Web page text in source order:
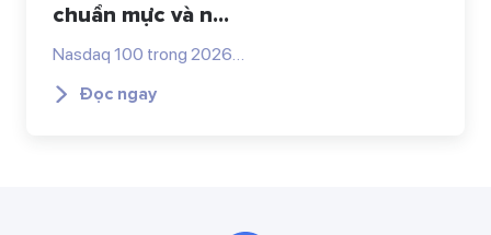
chuẩn mực và n...
Nasdaq 100 trong 2026…
Đọc ngay